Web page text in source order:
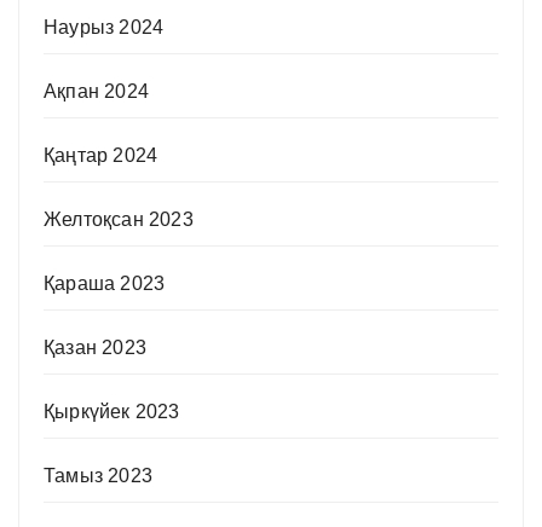
Наурыз 2024
Ақпан 2024
Қаңтар 2024
Желтоқсан 2023
Қараша 2023
Қазан 2023
Қыркүйек 2023
Тамыз 2023